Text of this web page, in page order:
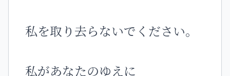
私を取り去らないでください。
私があなたのゆえに